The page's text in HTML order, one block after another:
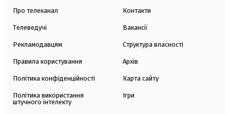
Про телеканал
Телеведучі
Рекламодавцям
Правила користування
Політика конфіденційності
Політика використання
штучного інтелекту
Контакти
Вакансії
Структура власності
Архів
Карта сайту
Ігри